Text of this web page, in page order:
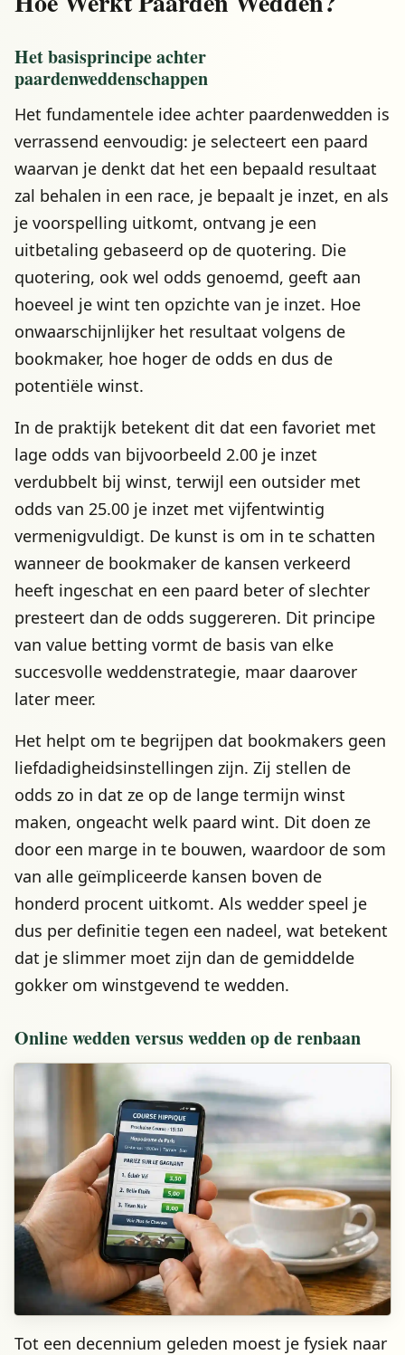
Het basisprincipe achter
paardenweddenschappen
Het fundamentele idee achter paardenwedden is
verrassend eenvoudig: je selecteert een paard
waarvan je denkt dat het een bepaald resultaat
zal behalen in een race, je bepaalt je inzet, en als
je voorspelling uitkomt, ontvang je een
uitbetaling gebaseerd op de quotering. Die
quotering, ook wel odds genoemd, geeft aan
hoeveel je wint ten opzichte van je inzet. Hoe
onwaarschijnlijker het resultaat volgens de
bookmaker, hoe hoger de odds en dus de
potentiële winst.
In de praktijk betekent dit dat een favoriet met
lage odds van bijvoorbeeld 2.00 je inzet
verdubbelt bij winst, terwijl een outsider met
odds van 25.00 je inzet met vijfentwintig
vermenigvuldigt. De kunst is om in te schatten
wanneer de bookmaker de kansen verkeerd
heeft ingeschat en een paard beter of slechter
presteert dan de odds suggereren. Dit principe
van value betting vormt de basis van elke
succesvolle weddenstrategie, maar daarover
later meer.
Het helpt om te begrijpen dat bookmakers geen
liefdadigheidsinstellingen zijn. Zij stellen de
odds zo in dat ze op de lange termijn winst
maken, ongeacht welk paard wint. Dit doen ze
door een marge in te bouwen, waardoor de som
van alle geïmpliceerde kansen boven de
honderd procent uitkomt. Als wedder speel je
dus per definitie tegen een nadeel, wat betekent
dat je slimmer moet zijn dan de gemiddelde
gokker om winstgevend te wedden.
Online wedden versus wedden op de renbaan
Tot een decennium geleden moest je fysiek naar